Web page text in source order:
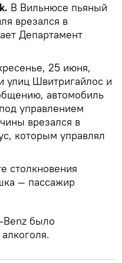
В Вильнюсе пьяный
врезался в
Департамент
25 июня,
улиц Швитригайлос и
автомобиль
управлением
врезался в
которым управлял
столкновения
— пассажир
Benz было